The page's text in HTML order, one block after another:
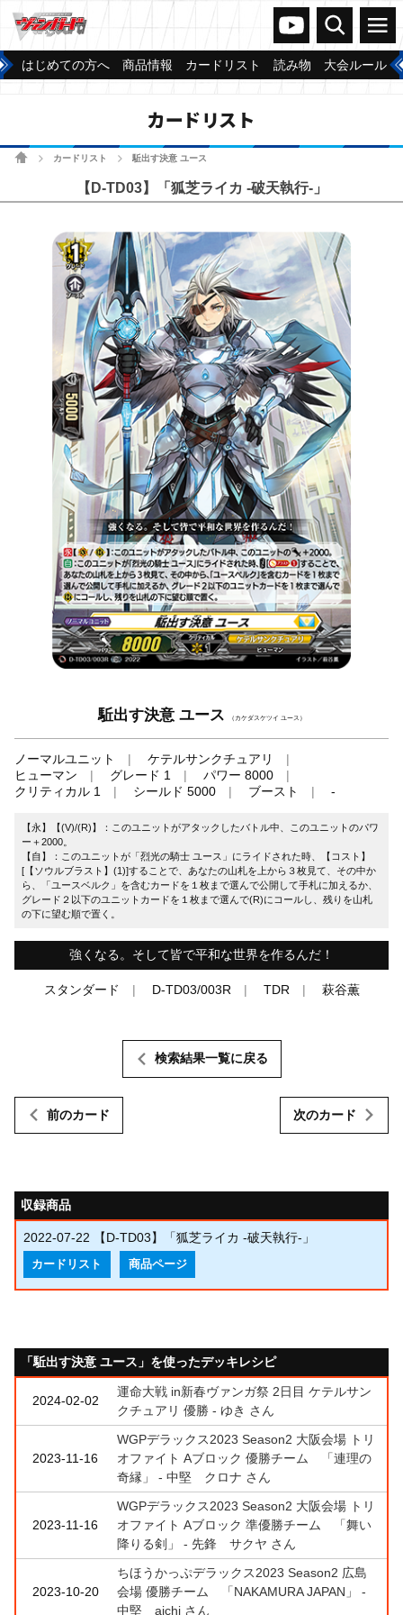
ヴァンガードch
検索 メニュー
はじめての方へ 商品情報 カードリスト 読み物 大会ルール
カードリスト
ホームカードリスト 駈出す決意 ユース
【D-TD03】「狐芝ライカ -破天執行-」
駈出す決意 ユース （カケダスケツイ ユース）
ノーマルユニット
ケテルサンクチュアリ
ヒューマン
グレード 1
パワー 8000
クリティカル 1
シールド 5000 ブースト -
【永】【(V)/(R)】：このユニットがアタックしたバトル中、このユニットのパワ
ー＋2000。
【自】：このユニットが「烈光の騎士 ユース」にライドされた時、【コスト】
[【ソウルブラスト】(1)]することで、あなたの山札を上から３枚見て、その中か
ら、「ユースベルク」を含むカードを１枚まで選んで公開して手札に加えるか、
グレード２以下のユニットカードを１枚まで選んで(R)にコールし、残りを山札
の下に望む順で置く。
強くなる。そして皆で平和な世界を作るんだ！
スタンダード D-TD03/003R TDR 萩谷薫
前のカード
検索結果一覧に戻る
次のカード
収録商品
2022-07-22 【D-TD03】「狐芝ライカ -破天執行-」
カードリスト 商品ページ
「駈出す決意 ユース」を使ったデッキレシピ
2024-02-02
運命大戦 in新春ヴァンガ祭 2日目 ケテルサン
クチュアリ 優勝 - ゆき さん
2023-11-16
WGPデラックス2023 Season2 大阪会場 トリ
オファイト Aブロック 優勝チーム 「連理の
奇縁」 - 中堅 クロナ さん
2023-11-16
WGPデラックス2023 Season2 大阪会場 トリ
オファイト Aブロック 準優勝チーム 「舞い
降りる剣」 - 先鋒 サクヤ さん
2023-10-20
ちほうかっぷデラックス2023 Season2 広島
会場 優勝チーム 「NAKAMURA JAPAN」 -
中堅 aichi さん